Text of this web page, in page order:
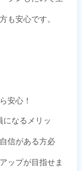
も安心です。
安心！
になるメリッ
信がある方必
ップが目指せま